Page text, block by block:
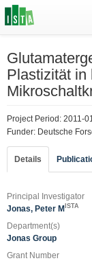
Plastizität in
Project Period: 2011-
Funder: Deutsche
Details
Principal Investigator
Jonas, Peter M ISTA
Department(s)
Jonas Group
Grant Number